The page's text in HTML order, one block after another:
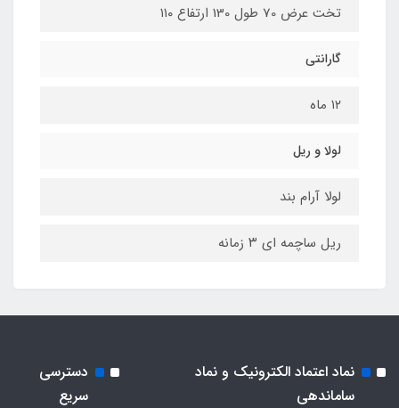
تخت عرض 70 طول 130 ارتفاع ۱۱۰
گارانتی
۱۲ ماه
لولا و ریل
لولا آرام بند
ریل ساچمه ای ۳ زمانه
نماد اعتماد الکترونیک و نماد
ساماندهی
دسترسی
سریع